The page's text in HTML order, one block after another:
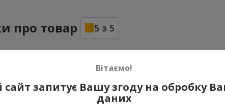
про товар 5 з 5
Вітаємо!
сайт запитує Вашу згоду на обробку
даних